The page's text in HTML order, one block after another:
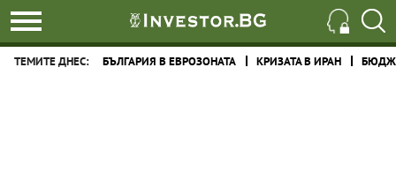
ТЕМИТЕ ДНЕС: БЪЛГАРИЯ В ЕВРОЗОНАТА КРИЗАТА В ИРАН